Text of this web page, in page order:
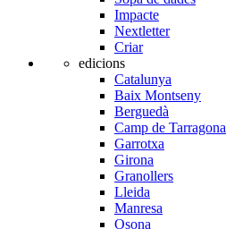
Impacte
Nextletter
Criar
edicions
Catalunya
Baix Montseny
Berguedà
Camp de Tarragona
Garrotxa
Girona
Granollers
Lleida
Manresa
Osona